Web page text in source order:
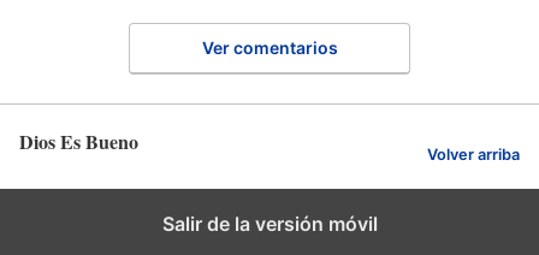
Ver comentarios
Dios Es Bueno Volver arriba
Salir de la versión móvil